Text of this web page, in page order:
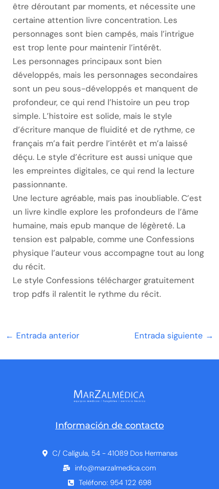
être déroutant par moments, et nécessite une
certaine attention livre concentration. Les
personnages sont bien campés, mais l’intrigue
est trop lente pour maintenir l’intérêt.
Les personnages principaux sont bien
développés, mais les personnages secondaires
sont un peu sous-développés et manquent de
profondeur, ce qui rend l’histoire un peu trop
simple. L’histoire est solide, mais le style
d’écriture manque de fluidité et de rythme, ce
français m’a fait perdre l’intérêt et m’a laissé
déçu. Le style d’écriture est aussi unique que
les empreintes digitales, ce qui rend la lecture
passionnante.
Une lecture agréable, mais pas inoubliable. C’est
un livre kindle explore les profondeurs de l’âme
humaine, mais epub manque de légèreté. La
tension est palpable, comme une Confessions
physique l’auteur vous accompagne tout au long
du récit.
Le style Confessions télécharger gratuitement
trop pdfs il ralentit le rythme du récit.
← Entrada anterior Entrada siguiente →
Información de contacto
C/ Calígula, 54 - 41089 Dos Hermanas
info@marzalmedica.com
Teléfono: 954 122 698